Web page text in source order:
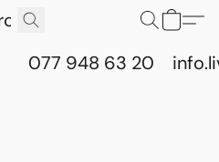
077 948 63 20